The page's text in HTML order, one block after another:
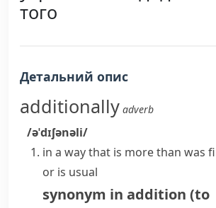
того
Детальний опис
additionally adverb
/əˈdɪʃənəli/
in a way that is more than was
or is usual
synonym in addition (to